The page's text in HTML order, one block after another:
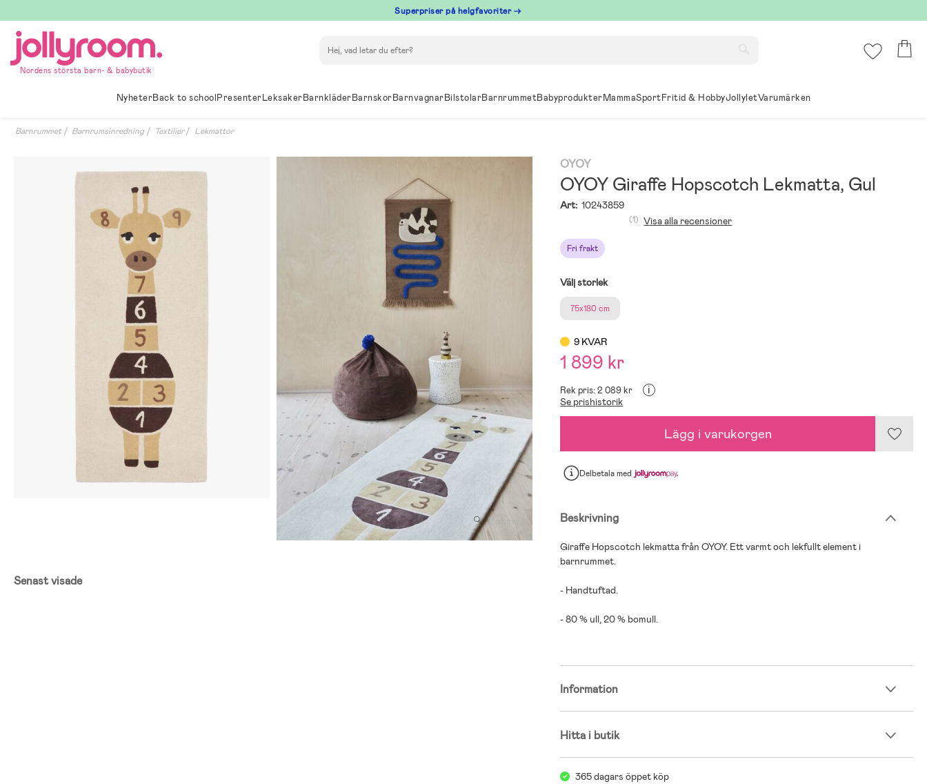
till
innehållet
Superpriser på helgfavoriter →
Nordens största barn- & babybutik
NyheterBack to schoolPresenterLeksakerBarnkläderBarnskorBarnvagnarBilstolarBarnrummetBabyprodukterMammaSportFritid & HobbyJollyletVarumärken
Barnrummet Barnrumsinredning Textilier Lekmattor
Zooma
Senast visade
OYOY
OYOY Giraffe Hopscotch Lekmatta, Gul
Art: 10243859
Fri frakt
(1) Visa alla recensioner
Välj storlek
75x180 cm
9 KVAR
1 899 kr
Rek pris: 2 089 kr i
Se prishistorik
Lägg i varukorgen
Delbetalamed
Beskrivning
Giraffe Hopscotch lekmatta från OYOY. Ett varmt och lekfullt element i
barnrummet.
- Handtuftad.
- 80 % ull, 20 % bomull.
Information
Hitta i butik
365 dagars öppet köp